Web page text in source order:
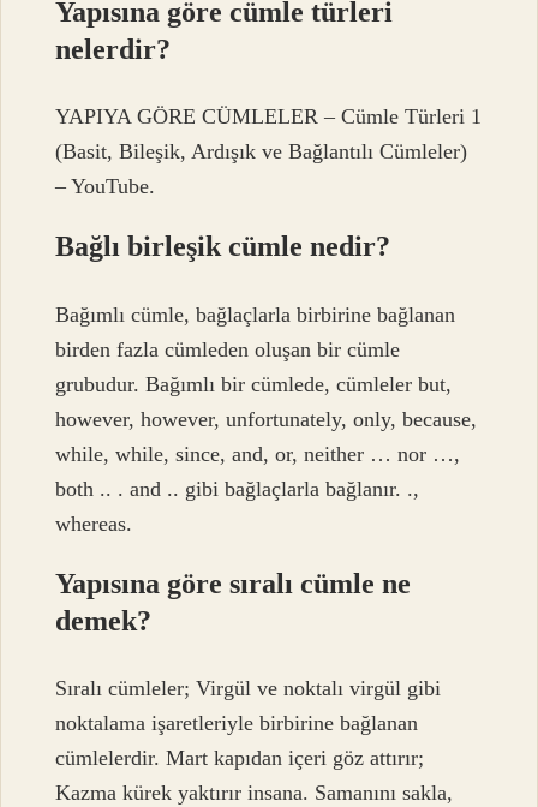
Yapısına göre cümle türleri
nelerdir?
YAPIYA GÖRE CÜMLELER – Cümle Türleri 1
(Basit, Bileşik, Ardışık ve Bağlantılı Cümleler)
– YouTube.
Bağlı birleşik cümle nedir?
Bağımlı cümle, bağlaçlarla birbirine bağlanan
birden fazla cümleden oluşan bir cümle
grubudur. Bağımlı bir cümlede, cümleler but,
however, however, unfortunately, only, because,
while, while, since, and, or, neither … nor …,
both .. . and .. gibi bağlaçlarla bağlanır. .,
whereas.
Yapısına göre sıralı cümle ne
demek?
Sıralı cümleler; Virgül ve noktalı virgül gibi
noktalama işaretleriyle birbirine bağlanan
cümlelerdir. Mart kapıdan içeri göz attırır;
Kazma kürek yaktırır insana. Samanını sakla,